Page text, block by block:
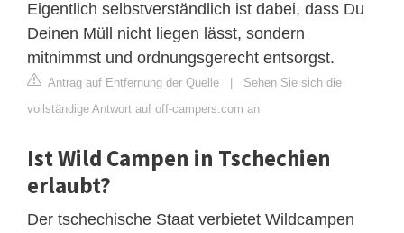
Eigentlich selbstverständlich ist dabei, dass Du
Deinen Müll nicht liegen lässt, sondern
mitnimmst und ordnungsgerecht entsorgst.
Antrag auf Entfernung der Quelle | Sehen Sie sich die
vollständige Antwort auf off-campers.com an
Ist Wild Campen in Tschechien
erlaubt?
Der tschechische Staat verbietet Wildcampen